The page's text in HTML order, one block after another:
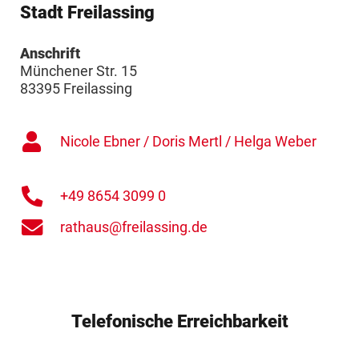
Stadt Freilassing
Anschrift
Münchener Str. 15
83395 Freilassing
Nicole Ebner / Doris Mertl / Helga Weber
+49 8654 3099 0
rathaus@freilassing.de
Telefonische Erreichbarkeit